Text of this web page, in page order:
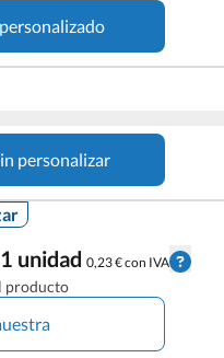
personalizar
unidad 0,23 € con IVA
producto